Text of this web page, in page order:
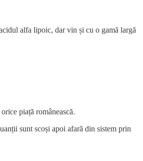
alfa lipoic, dar vin și cu o gamă largă
piață românească.
sunt scoși apoi afară din sistem prin